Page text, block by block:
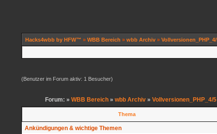
Hacks4wbb by HFW™ » WBB Bereich » wbb Archiv »
(Benutzer im Forum aktiv: 1 Besucher)
Forum: » WBB Bereich » wbb Archiv » Vollversionen_PHP_4/5
Thema
Ankündigungen & wichtige Themen